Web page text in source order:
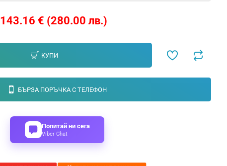
143.16 € (280.00 лв.)
КУПИ
БЪРЗА ПОРЪЧКА С ТЕЛЕФОН
Попитай ни сега
Viber Chat